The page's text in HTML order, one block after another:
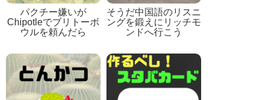
パクチー嫌いが
Chipotleでブリトーボ
ウルを頼んだら
そうだ中国語のリスニ
ングを鍛えにリッチモ
ンドへ行こう